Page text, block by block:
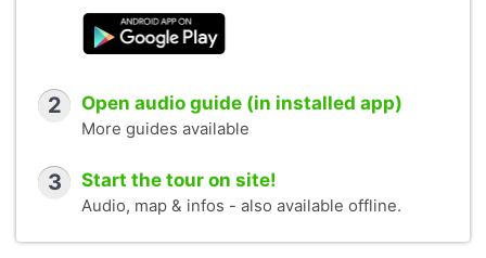
2 Open audio guide (in installed app)
More guides available
3 Start the tour on site!
Audio, map & infos - also available offline.